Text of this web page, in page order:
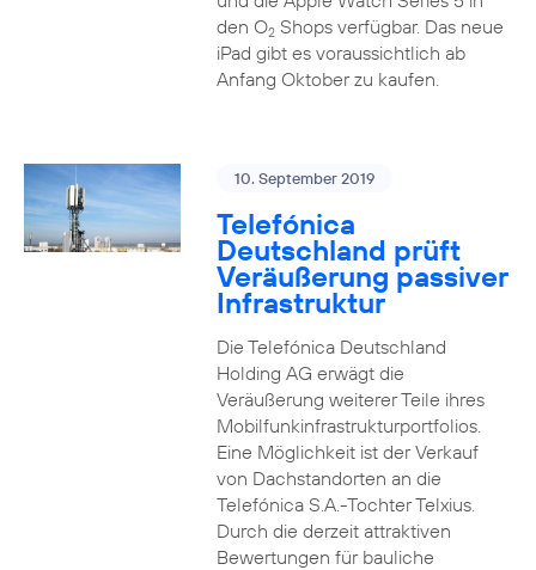
den O2Shops verfügbar. Das neue
iPad gibt es voraussichtlich ab
Anfang Oktober zu kaufen.
10. September 2019
Telefónica
Deutschland prüft
Veräußerung passiver
Infrastruktur
Die Telefónica Deutschland
Holding AG erwägt die
Veräußerung weiterer Teile ihres
Mobilfunkinfrastrukturportfolios.
Eine Möglichkeit ist der Verkauf
von Dachstandorten an die
Telefónica S.A.-Tochter Telxius.
Durch die derzeit attraktiven
Bewertungen für bauliche